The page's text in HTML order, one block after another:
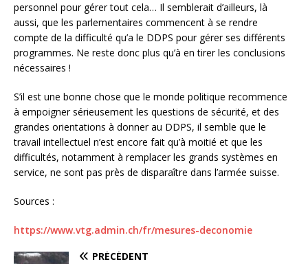
personnel pour gérer tout cela… Il semblerait d’ailleurs, là
aussi, que les parlementaires commencent à se rendre
compte de la difficulté qu’a le DDPS pour gérer ses différents
programmes. Ne reste donc plus qu’à en tirer les conclusions
nécessaires !
S’il est une bonne chose que le monde politique recommence
à empoigner sérieusement les questions de sécurité, et des
grandes orientations à donner au DDPS, il semble que le
travail intellectuel n’est encore fait qu’à moitié et que les
difficultés, notamment à remplacer les grands systèmes en
service, ne sont pas près de disparaître dans l’armée suisse.
Sources :
https://www.vtg.admin.ch/fr/mesures-deconomie
PRÉCÉDENT